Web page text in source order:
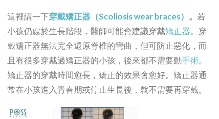
這裡講一下穿戴矯正器（Scoliosis wear braces） 。 若
小孩仍處於生長階段，醫師可能會建議穿戴矯正器。穿
戴矯正器無法完全還原脊椎的彎曲，但可防止惡化，而
且有很多穿戴過矯正器的小孩，後來都不需要動手術。
矯正器的穿戴時間愈長，矯正的效果會愈好。矯正器通
常在小孩進入青春期或停止生長後，就不需要再穿戴。